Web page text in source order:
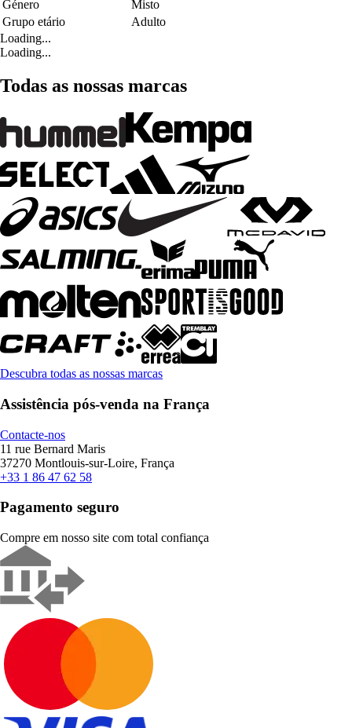
Género
Misto
Grupo etário
Adulto
Loading...
Loading...
Todas as nossas marcas
Descubra todas as nossas marcas
Assistência pós-venda na França
Contacte-nos
11 rue Bernard Maris
37270 Montlouis-sur-Loire, França
+33 1 86 47 62 58
Pagamento seguro
Compre em nosso site com total confiança